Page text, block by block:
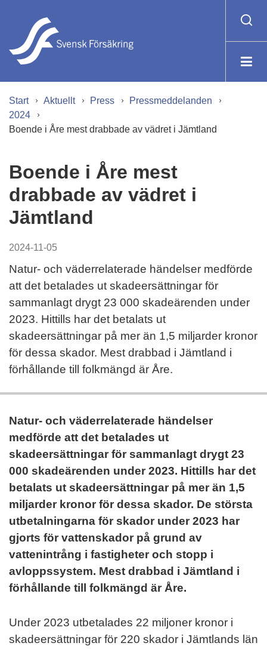
Start Aktuellt Press
Pressmeddelanden
2024
Boende i Åre mest drabbade av vädret i Jämtland
Boende i Åre mest
drabbade av vädret i
Jämtland
2024-11-05
Natur- och väderrelaterade händelser medförde
att det betalades ut skadeersättningar för
sammanlagt drygt 23 000 skadeärenden under
2023. Hittills har det betalats ut
skadeersättningar på mer än 1,5 miljarder kronor
för dessa skador. Mest drabbad i Jämtland i
förhållande till folkmängd är Åre.
Natur- och väderrelaterade händelser
medförde att det betalades ut
skadeersättningar för sammanlagt drygt 23
000 skadeärenden under 2023. Hittills har det
betalats ut skadeersättningar på mer än 1,5
miljarder kronor för dessa skador. De största
utbetalningarna för skador under 2023 har
gjorts för vattenskador på grund av
vattenintrång i fastigheter och stopp i
avloppssystem. Mest drabbad i Jämtland i
förhållande till folkmängd är Åre.
Under 2023 utbetalades 22 miljoner kronor i
skadeersättningar för 220 skador i Jämtlands län